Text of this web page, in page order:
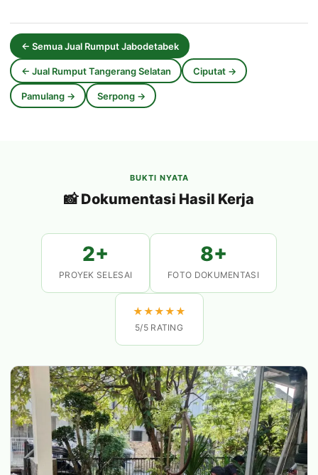
← Semua Jual Rumput Jabodetabek
← Jual Rumput Tangerang Selatan Ciputat →
Pamulang → Serpong →
BUKTI NYATA
📸 Dokumentasi Hasil Kerja
2+
PROYEK SELESAI
8+
FOTO DOKUMENTASI
★★★★★
5/5 RATING